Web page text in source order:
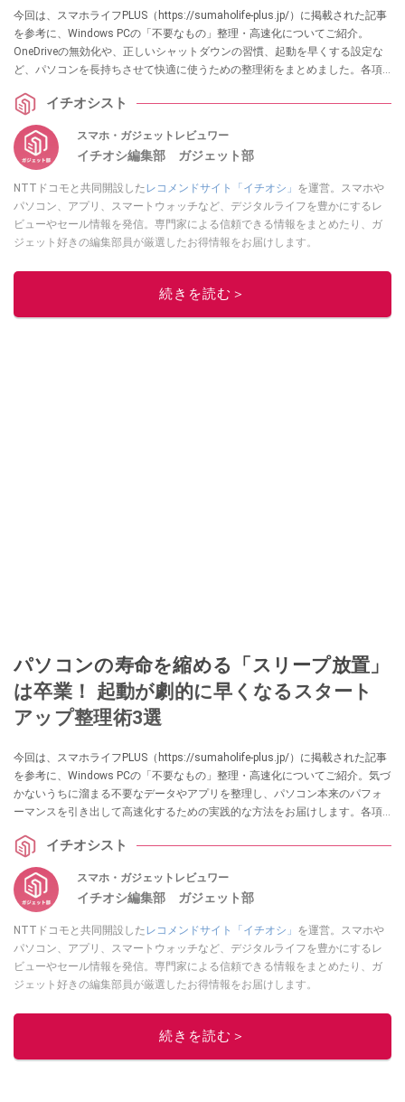
今回は、スマホライフPLUS（https://sumaholife-plus.jp/）に掲載された記事
を参考に、Windows PCの「不要なもの」整理・高速化についてご紹介。
OneDriveの無効化や、正しいシャットダウンの習慣、起動を早くする設定な
ど、パソコンを長持ちさせて快適に使うための整理術をまとめました。各項
イチオシスト
スマホ・ガジェットレビュワー
イチオシ編集部 ガジェット部
NTTドコモと共同開設した レコメンドサイト「イチオシ」 を運営。スマホや
パソコン、アプリ、スマートウォッチなど、デジタルライフを豊かにするレ
ビューやセール情報を発信。専門家による信頼できる情報をまとめたり、ガ
ジェット好きの編集部員が厳選したお得情報をお届けします。
このイチオシストの他の記事を読む
続きを読む＞
パソコンの寿命を縮める「スリープ放置」
は卒業！ 起動が劇的に早くなるスタート
アップ整理術3選
今回は、スマホライフPLUS（https://sumaholife-plus.jp/）に掲載された記事
を参考に、Windows PCの「不要なもの」整理・高速化についてご紹介。気づ
かないうちに溜まる不要なデータやアプリを整理し、パソコン本来のパフォ
ーマンスを引き出して高速化するための実践的な方法をお届けします。各項
イチオシスト
スマホ・ガジェットレビュワー
イチオシ編集部 ガジェット部
NTTドコモと共同開設した レコメンドサイト「イチオシ」 を運営。スマホや
パソコン、アプリ、スマートウォッチなど、デジタルライフを豊かにするレ
ビューやセール情報を発信。専門家による信頼できる情報をまとめたり、ガ
ジェット好きの編集部員が厳選したお得情報をお届けします。
このイチオシストの他の記事を読む
続きを読む＞